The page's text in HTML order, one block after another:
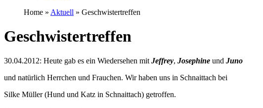
Home » Aktuell » Geschwistertreffen
Geschwistertreffen
30.04.2012: Heute gab es ein Wiedersehen mit Jeffrey, Josephine und Juno
und natürlich Herrchen und Frauchen. Wir haben uns in Schnaittach bei
Silke Müller (Hund und Katz in Schnaittach) getroffen.